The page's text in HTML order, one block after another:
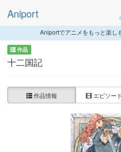
Aniport
Aniportでアニメをもっと楽しも
作品
十二国記
作品情報 エピソー